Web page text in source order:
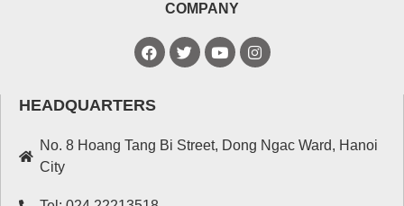
COMPANY
HEADQUARTERS
No. 8 Hoang Tang Bi Street, Dong Ngac Ward, Hanoi
City